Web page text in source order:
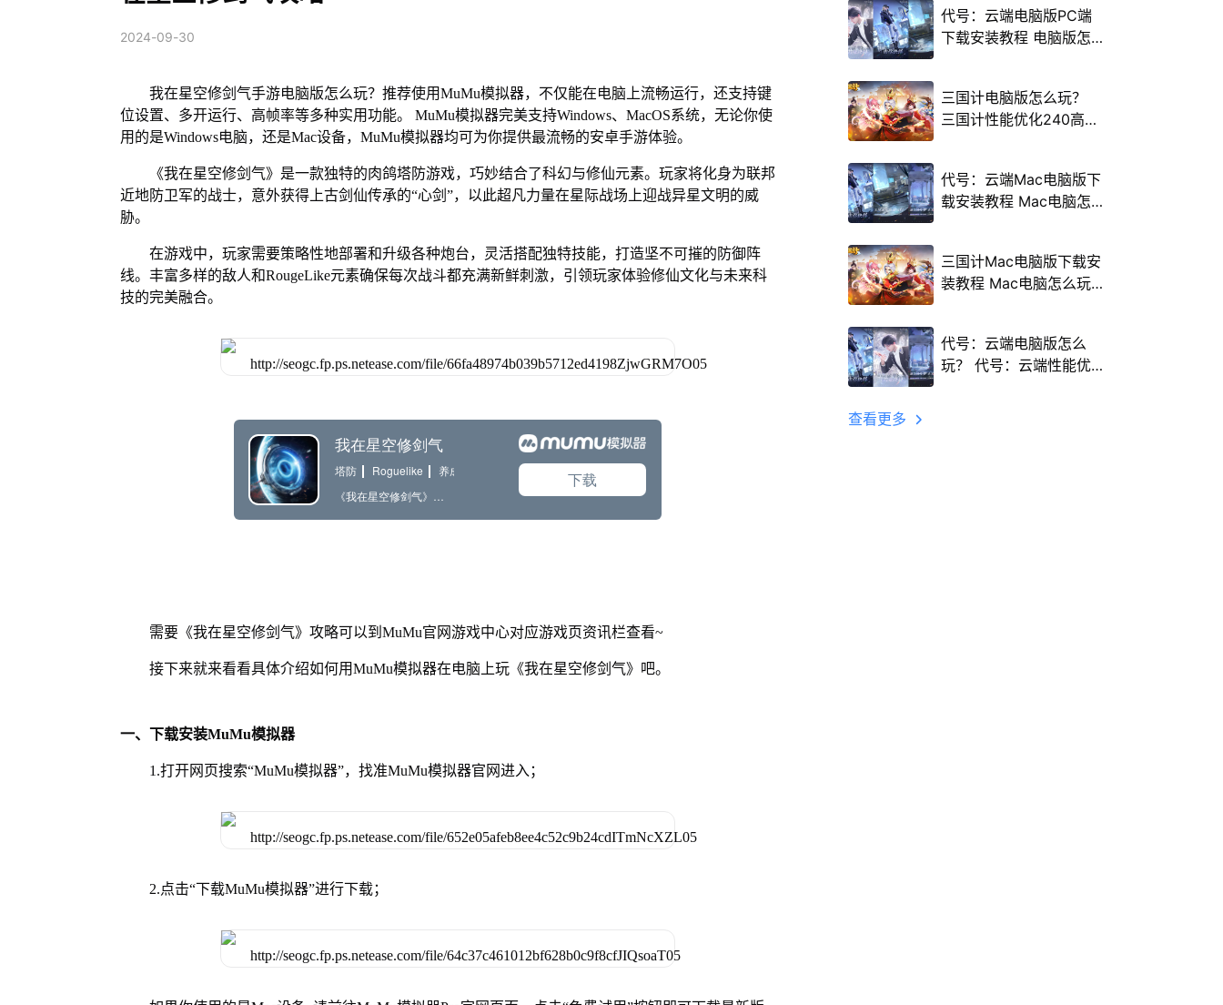
2024-09-30
我在星空修剑气手游电脑版怎么玩？推荐使用MuMu模拟器，不仅能在电脑上流畅运行，还支持键
位设置、多开运行、高帧率等多种实用功能。 MuMu模拟器完美支持Windows、MacOS系统，无论你使
用的是Windows电脑，还是Mac设备，MuMu模拟器均可为你提供最流畅的安卓手游体验。
《我在星空修剑气》是一款独特的肉鸽塔防游戏，巧妙结合了科幻与修仙元素。玩家将化身为联邦
近地防卫军的战士，意外获得上古剑仙传承的“心剑”，以此超凡力量在星际战场上迎战异星文明的威
胁。
在游戏中，玩家需要策略性地部署和升级各种炮台，灵活搭配独特技能，打造坚不可摧的防御阵
线。丰富多样的敌人和RougeLike元素确保每次战斗都充满新鲜刺激，引领玩家体验修仙文化与未来科
技的完美融合。
需要《我在星空修剑气》攻略可以到MuMu官网游戏中心对应游戏页资讯栏查看~
接下来就来看看具体介绍如何用MuMu模拟器在电脑上玩《我在星空修剑气》吧。
一、下载安装MuMu模拟器
1.打开网页搜索“MuMu模拟器”，找准MuMu模拟器官网进入；
2.点击“下载MuMu模拟器”进行下载；
代号：云端电脑版PC端
下载安装教程 电脑版怎
三国计电脑版怎么玩？
三国计性能优化240高帧
代号：云端Mac电脑版下
载安装教程 Mac电脑怎
三国计Mac电脑版下载安
装教程 Mac电脑怎么玩
代号：云端电脑版怎么
玩？ 代号：云端性能优
查看更多